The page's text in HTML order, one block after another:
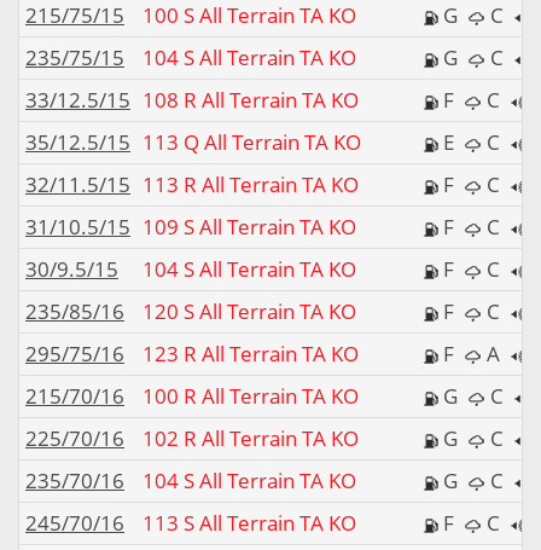
215/75/15
100 S All Terrain TA KO G C
235/75/15
104 S All Terrain TA KO G C
33/12.5/15 108 R All Terrain TA KO F C
35/12.5/15 113 Q All Terrain TA KO E C
32/11.5/15 113 R All Terrain TA KO F C
31/10.5/15 109 S All Terrain TA KO F C
30/9.5/15
104 S All Terrain TA KO F C
235/85/16
120 S All Terrain TA KO F C
295/75/16
123 R All Terrain TA KO F A
215/70/16
100 R All Terrain TA KO G C
225/70/16
102 R All Terrain TA KO G C
235/70/16
104 S All Terrain TA KO G C
245/70/16
113 S All Terrain TA KO F C